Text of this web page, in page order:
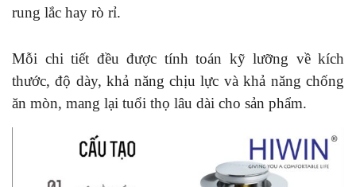
rung lắc hay rò rỉ.
Mỗi chi tiết đều được tính toán kỹ lưỡng về kích
thước, độ dày, khả năng chịu lực và khả năng chống
ăn mòn, mang lại tuổi thọ lâu dài cho sản phẩm.